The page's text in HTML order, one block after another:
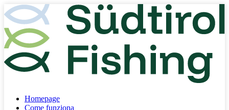
Homepage
Come funziona